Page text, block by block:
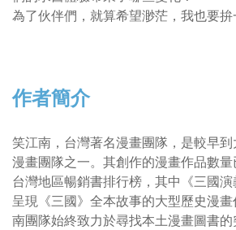
為了伙伴們，就算希望渺茫，我也要拚
作者簡介
笑江南，台灣著名漫畫團隊，是較早
漫畫團隊之一。其創作的漫畫作品數
台灣地區暢銷書排行榜，其中《三國
呈現《三國》全本故事的大型歷史漫
南團隊始終致力於尋找本土漫畫圖書的